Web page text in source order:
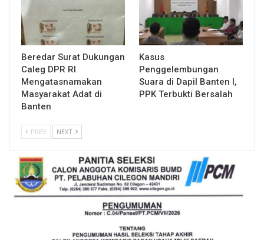
Beredar Surat Dukungan
Caleg DPR RI
Mengatasnamakan
Masyarakat Adat di
Banten
Kasus
Penggelembungan
Suara di Dapil Banten I,
PPK Terbukti Bersalah
PREV NEXT